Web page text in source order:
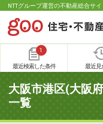
NTTグループ運営の不動産総合サ
1
最近検索した条件 最近見
大阪市港区(大阪
一覧